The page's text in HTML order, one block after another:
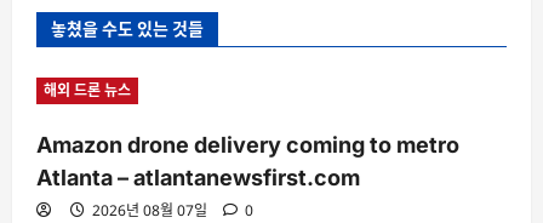
놓쳤을 수도 있는 것들
해외 드론 뉴스
Amazon drone delivery coming to metro
Atlanta – atlantanewsfirst.com
2026년 08월 07일 0